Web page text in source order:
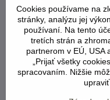
FacebookTwitter
Vyhrievací
10W/1bm
NA SKLADE
Viď status
Cookies používame na
stránky, analýzu jej
používaní. Na tento
tretích strán a
partnerom v EÚ, USA
„Prijať všetky
spracovaním. Nižšie